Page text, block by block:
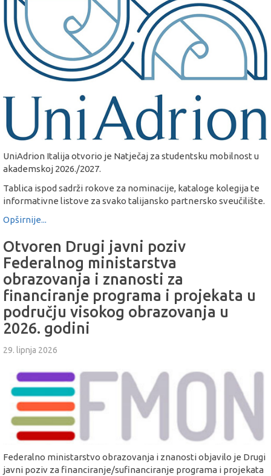
UniAdrion Italija otvorio je Natječaj za studentsku mobilnost u
akademskoj 2026./2027.
Tablica ispod sadrži rokove za nominacije, kataloge kolegija te
informativne listove za svako talijansko partnersko sveučilište.
Opširnije...
Otvoren Drugi javni poziv
Federalnog ministarstva
obrazovanja i znanosti za
financiranje programa i projekata u
području visokog obrazovanja u
2026. godini
29. lipnja 2026
Federalno ministarstvo obrazovanja i znanosti objavilo je Drugi
javni poziv za financiranje/sufinanciranje programa i projekata